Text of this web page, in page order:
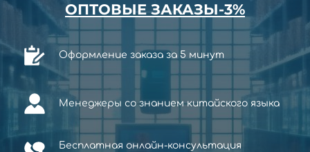
ОПТОВЫЕ ЗАКАЗЫ-3%
Оформление заказа за 5 минут
Менеджеры со знанием китайского языка
Бесплатная онлайн-консультация